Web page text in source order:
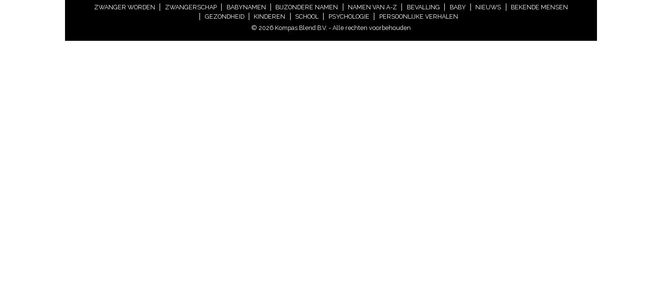
ZWANGER WORDEN ZWANGERSCHAP BABYNAMEN BIJZONDERE NAMEN NAMEN VAN A-Z BEVALLING BABY NIEUWS
BEKENDE MENSEN
GEZONDHEID
KINDEREN SCHOOL PSYCHOLOGIE
PERSOONLIJKE VERHALEN
© 2026 Kompas Blend B.V. - Alle rechten voorbehouden